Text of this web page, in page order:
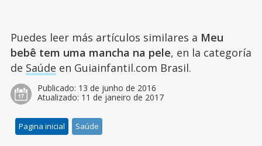
Puedes leer más artículos similares a Meu
bebê tem uma mancha na pele, en la categoría
de Saúde en Guiainfantil.com Brasil.
Publicado: 13 de junho de 2016
Atualizado: 11 de janeiro de 2017
Pagina inicial Saúde